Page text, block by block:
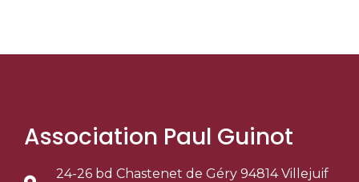
Association Paul Guinot
24-26 bd Chastenet de Géry 94814 Villejuif